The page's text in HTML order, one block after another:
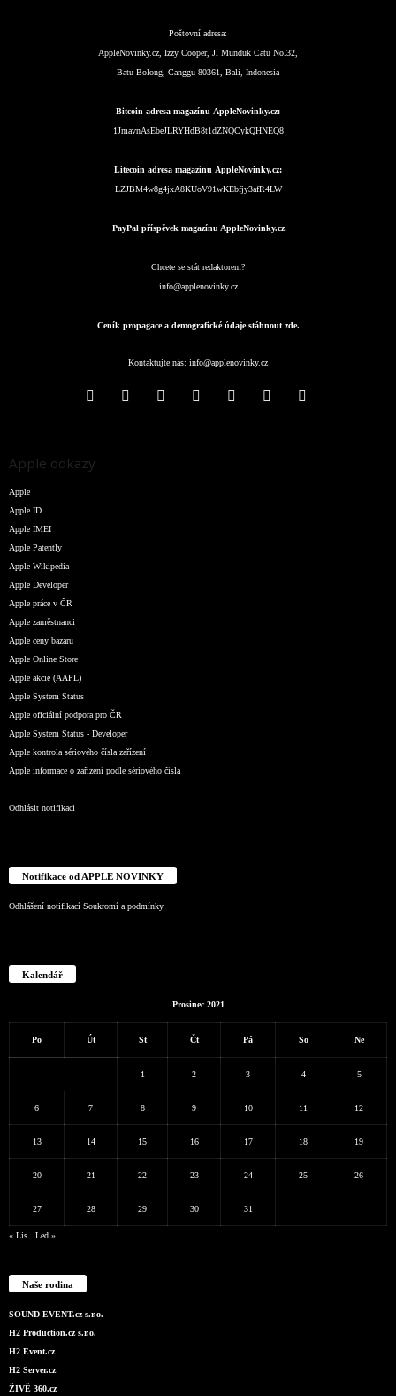
Poštovní adresa:
AppleNovinky.cz, Izzy Cooper, Jl Munduk Catu No.32,
Batu Bolong, Canggu 80361, Bali, Indonesia
Bitcoin adresa magazínu AppleNovinky.cz:
1JmavnAsEbeJLRYHdB8t1dZNQCykQHNEQ8
Litecoin adresa magazínu AppleNovinky.cz:
LZJBM4w8g4jxA8KUoV91wKEbfjy3afR4LW
PayPal příspěvek magazínu AppleNovinky.cz
Chcete se stát redaktorem?
info@applenovinky.cz
Ceník propagace a demografické údaje stáhnout zde.
Kontaktujte nás: info@applenovinky.cz
Apple odkazy
Apple
Apple ID
Apple IMEI
Apple Patently
Apple Wikipedia
Apple Developer
Apple práce v ČR
Apple zaměstnanci
Apple ceny bazaru
Apple Online Store
Apple akcie (AAPL)
Apple System Status
Apple oficiální podpora pro ČR
Apple System Status - Developer
Apple kontrola sériového čísla zařízení
Apple informace o zařízení podle sériového čísla
Odhlásit notifikaci
Notifikace od APPLE NOVINKY
Odhlášení notifikací Soukromí a podmínky
Kalendář
Prosinec 2021
Po Út St Čt Pá So Ne
1 2 3 4 5
6 7 8 9 10 11 12
13 14 15 16 17 18 19
20 21 22 23 24 25 26
27 28 29 30 31
« Lis Led »
Naše rodina
SOUND EVENT.cz s.r.o.
H2 Production.cz s.r.o.
H2 Event.cz
H2 Server.cz
ŽIVĚ 360.cz